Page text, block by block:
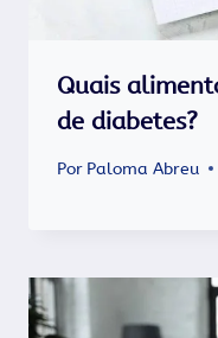
Quais
de diabetes?
Por Paloma Abreu